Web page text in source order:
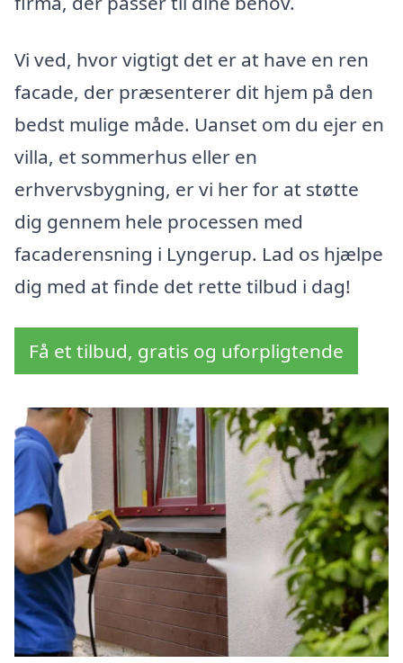
Vi ved, hvor vigtigt det er at have en ren
facade, der præsenterer dit hjem på den
bedst mulige måde. Uanset om du ejer en
villa, et sommerhus eller en
erhvervsbygning, er vi her for at støtte
dig gennem hele processen med
facaderensning i Lyngerup. Lad os hjælpe
dig med at finde det rette tilbud i dag!
Få et tilbud, gratis og uforpligtende